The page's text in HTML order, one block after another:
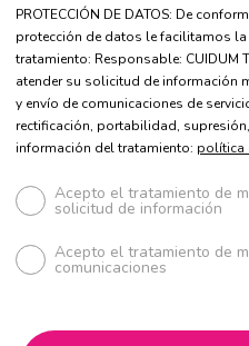
PROTECCIÓN DE DATOS: De
protección de datos le facilitamos
tratamiento: Responsable: CUIDUM
atender su solicitud de información
y envío de comunicaciones de
rectificación, portabilidad,
información del tratamiento: política
Acepto el tratamiento de
solicitud de información
Acepto el tratamiento de
comunicaciones